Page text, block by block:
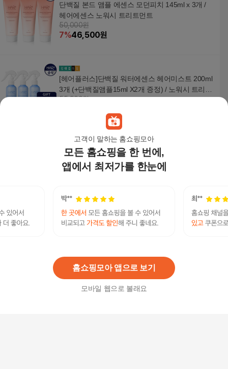
고객이 말하는 홈쇼핑모아
모든 홈쇼핑을 한 번에,
앱에서 최저가를 한눈에
홈쇼핑모아 앱으로 보기
모바일 웹으로 볼래요
단백질 본드 앰플 에센스 모던피치 145ml x 3개 /
헤어에센스 노워시 트리트먼트
50,000원
7%46,500원
[헤어플러스]단백질 워터에센스 헤어미스트 200ml
3개 (+단백질앰플15ml X2개 증정) / 노워시 트리트
55,900원
시카알엑스 비세린 비베놈 안티 헤어로스 앰플 20
ml 1개
21,000원
단백질 본드 모이스트 워터 에센스 200ml x5+단백
7%92,540원